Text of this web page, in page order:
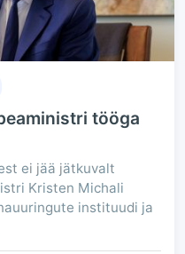
tööga
ei jää jätkuvalt
Kristen Michali
instituudi ja